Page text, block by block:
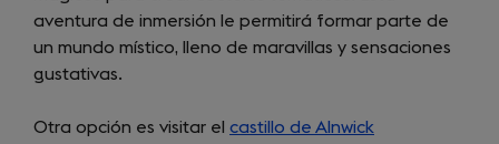
aventura de inmersión le permitirá formar parte de
un mundo místico, lleno de maravillas y sensaciones
gustativas.
Otra opción es visitar el castillo de Alnwick